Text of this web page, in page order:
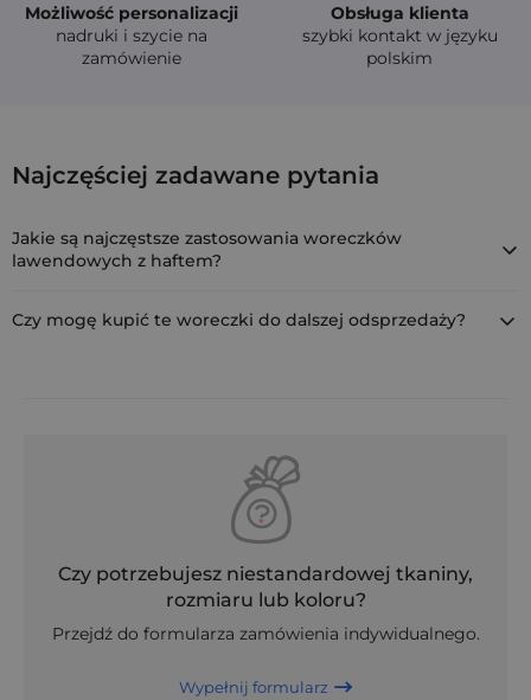
Możliwość personalizacji
nadruki i szycie na
zamówienie
Obsługa klienta
szybki kontakt w języku
polskim
Woreczki bawełniano-organzowe 10x13
Najczęściej zadawane pytania
Jakie są najczęstsze zastosowania woreczków
lawendowych z haftem?
handmade (np. zioła, mydełka, olejki).
Czy mogę kupić te woreczki do dalszej odsprzedaży?
Czy potrzebujesz niestandardowej tkaniny,
rozmiaru lub koloru?
Przejdź do formularza zamówienia indywidualnego.
Wypełnij formularz